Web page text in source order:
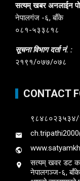
सत्यम् खबर अनलाईन
नेपालगंज -६, बाँके
०८१-५३३८१८
सूचना विभाग दर्ता नं. :
२१९१/०७७/०७८
CONTACT
सत्यम् खवर डट
नेपालगञ्ज-६, बाँके